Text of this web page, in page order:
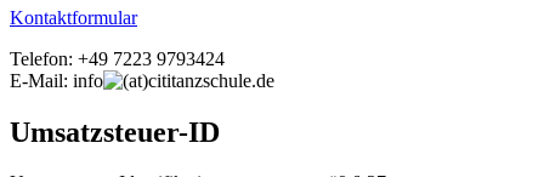
Kontaktformular
Telefon: +49 7223 9793424
E-Mail: info
cititanzschule.de
Umsatzsteuer-ID